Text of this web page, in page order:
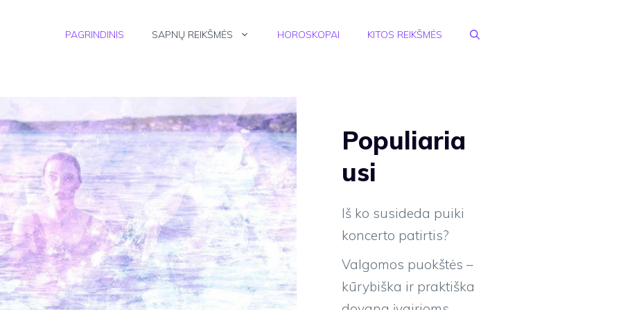
PAGRINDINIS SAPNŲ REIKŠMĖS HOROSKOPAI KITOS REIKŠMĖS
Populiaria
usi
Iš ko susideda puiki
koncerto patirtis?
Valgomos puokštės –
kūrybiška ir praktiška